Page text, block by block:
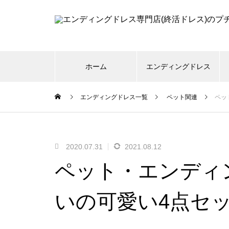
ホーム エンディングドレス
エンディングドレス一覧 ペット関連 ペッ
2020.07.31 2021.08.12
ペット・エンデ
いの可愛い4点セ